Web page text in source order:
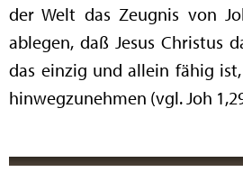
der Welt das Zeugnis von
ablegen, daß Jesus Christus
das einzig und allein fähig
hinwegzunehmen (vgl. Joh